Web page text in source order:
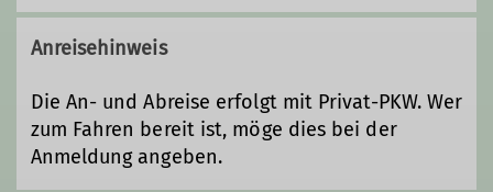
Anreisehinweis
Die An- und Abreise erfolgt mit Privat-PKW. Wer
zum Fahren bereit ist, möge dies bei der
Anmeldung angeben.